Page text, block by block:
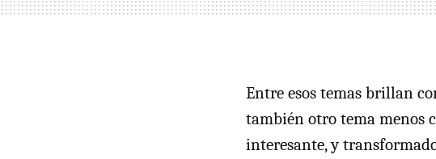
Entre esos temas brillan
también otro tema menos
interesante, y